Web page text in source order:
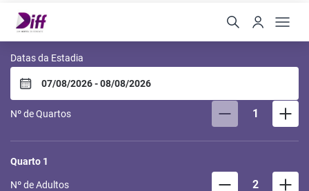
Diff Hotel by Easy Hotéis
Datas da Estadia
Nº de Quartos 1
Quarto 1
Nº de Adultos 2